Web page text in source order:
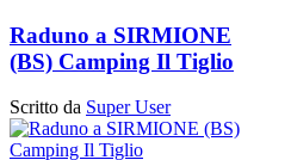
Raduno a SIRMIONE
(BS) Camping Il Tiglio
Scritto da Super User